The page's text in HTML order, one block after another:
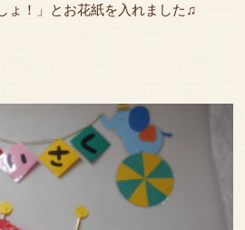
ょ！」とお花紙を入れました♫